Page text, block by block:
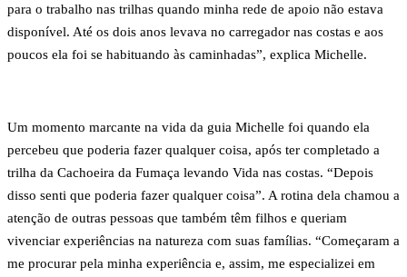
para o trabalho nas trilhas quando minha rede de apoio não estava
disponível. Até os dois anos levava no carregador nas costas e aos
poucos ela foi se habituando às caminhadas”, explica Michelle.
Um momento marcante na vida da guia Michelle foi quando ela
percebeu que poderia fazer qualquer coisa, após ter completado a
trilha da Cachoeira da Fumaça levando Vida nas costas. “Depois
disso senti que poderia fazer qualquer coisa”. A rotina dela chamou a
atenção de outras pessoas que também têm filhos e queriam
vivenciar experiências na natureza com suas famílias. “Começaram a
me procurar pela minha experiência e, assim, me especializei em